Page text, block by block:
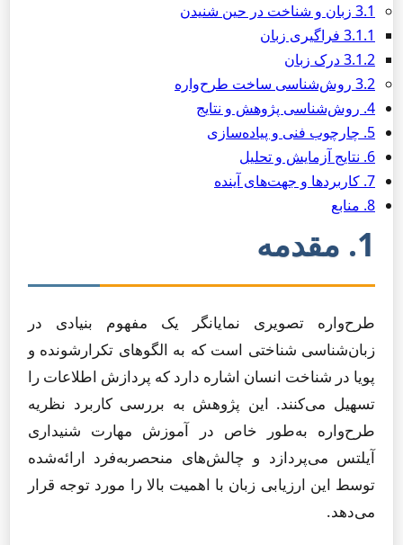
3.1 زبان و شناخت در حین شنیدن
3.1.1 فراگیری زبان
3.1.2 درک زبان
3.2 روش‌شناسی ساخت طرح‌واره
4. روش‌شناسی پژوهش و نتایج
5. چارچوب فنی و پیاده‌سازی
6. نتایج آزمایش و تحلیل
7. کاربردها و جهت‌های آینده
8. منابع
1. مقدمه
طرح‌واره تصویری نمایانگر یک مفهوم بنیادی در
زبان‌شناسی شناختی است که به الگوهای تکرارشونده و
پویا در شناخت انسان اشاره دارد که پردازش اطلاعات را
تسهیل می‌کنند. این پژوهش به بررسی کاربرد نظریه
طرح‌واره به‌طور خاص در آموزش مهارت شنیداری
آیلتس می‌پردازد و چالش‌های منحصربه‌فرد ارائه‌شده
توسط این ارزیابی زبان با اهمیت بالا را مورد توجه قرار
می‌دهد.